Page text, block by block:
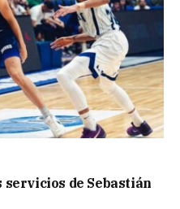
servicios de Sebastián